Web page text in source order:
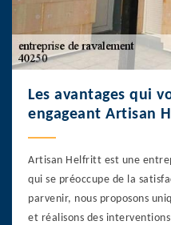
Les avantages qui
engageant Artisan
Artisan Helfritt est une
qui se préoccupe de la
parvenir, nous proposons
et réalisons des